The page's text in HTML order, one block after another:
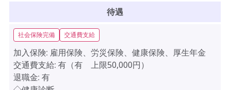
待遇
社会保険完備 交通費支給
加入保険: 雇用保険、労災保険、健康保険、厚生年金
交通費支給: 有（有 上限50,000円）
退職金: 有